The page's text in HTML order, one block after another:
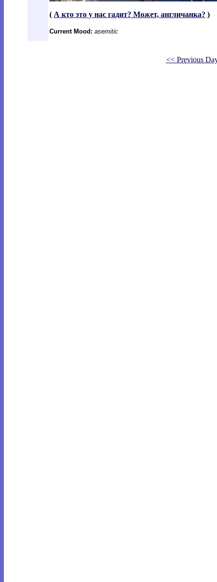
( А кто это у нас гадит? Может, англичанка? )
Current Mood: asemitic
<< Previous